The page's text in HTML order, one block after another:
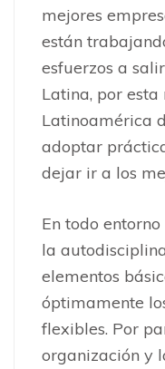
mejores
están
esfuerzos a
Latina, por esta
Latinoamérica
adoptar
dejar ir a los
En todo
la
elementos
óptimamente
flexibles. Por
organización y